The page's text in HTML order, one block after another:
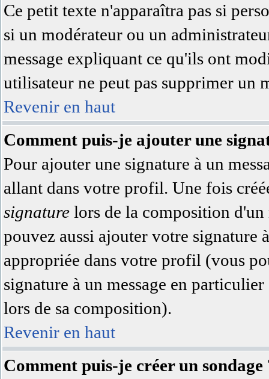
Ce petit texte n'apparaîtra pas si
si un modérateur ou un
message expliquant ce qu'ils ont
utilisateur ne peut pas supprimer un
Revenir en haut
Comment puis-je ajouter une
Pour ajouter une signature à un
allant dans votre profil. Une fois
signature lors de la composition d'un
pouvez aussi ajouter votre signature
appropriée dans votre profil (vous
signature à un message en
lors de sa composition).
Revenir en haut
Comment puis-je créer un sondage